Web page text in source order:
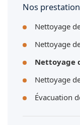
Nos
Nettoyage
Nettoyage
Nettoyage
Nettoyage
Évacuation